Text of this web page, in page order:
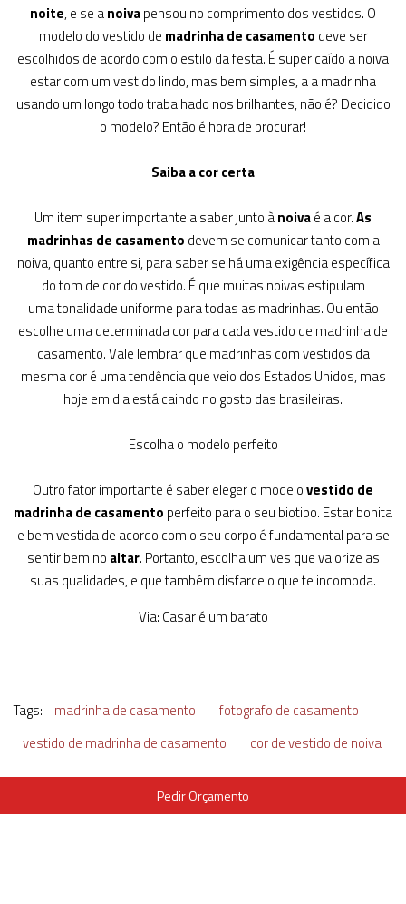
noite, e se anoivapensou no comprimento dos vestidos. O
modelo do vestido de madrinha de casamento deve ser
escolhidos de acordo com o estilo da festa. É super caído a noiva
estar com um vestido lindo, mas bem simples, a a madrinha
usando um longo todo trabalhado nos brilhantes, não é? Decidido
o modelo? Então é hora de procurar!
Saiba a cor certa
Um item super importante a saber junto ànoivaé a cor.As
madrinhas de casamento devem se comunicar tanto com a
noiva, quanto entre si, para saber se há uma exigência específica
do tom de cor do vestido. É que muitas noivas estipulam
uma tonalidade uniforme para todas as madrinhas. Ou então
escolhe uma determinada cor para cada vestido de madrinha de
casamento. Vale lembrar que madrinhas com vestidos da
mesma cor é uma tendência que veio dos Estados Unidos, mas
hoje em dia está caindo no gosto das brasileiras.
Escolha o modelo perfeito
Outro fator importante é saber eleger o modelovestido de
madrinha de casamento perfeito para o seu biotipo. Estar bonita
e bem vestida de acordo com o seu corpo é fundamental para se
sentir bem no altar. Portanto, escolha um ves que valorize as
suas qualidades, e que também disfarce o que te incomoda.
Via: Casar é um barato
Tags: madrinha de casamento
fotografo de casamento
vestido de madrinha de casamento
cor de vestido de noiva
Pedir Orçamento